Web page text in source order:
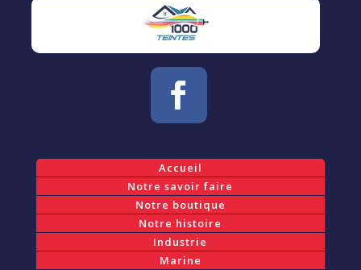
Accueil
Notre savoir faire
Notre boutique
Notre histoire
Industrie
Marine